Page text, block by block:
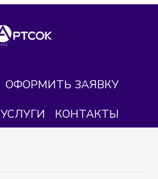
ОФОРМИТЬ ЗАЯВКУ
УСЛУГИ КОНТАКТЫ